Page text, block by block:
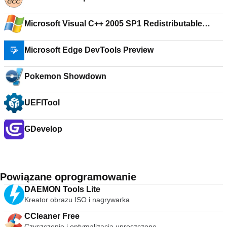
Microsoft Visual C++ 2005 SP1 Redistributable
Microsoft Edge DevTools Preview
Pokemon Showdown
UEFITool
GDevelop
Powiązane oprogramowanie
DAEMON Tools Lite
Kreator obrazu ISO i nagrywarka
CCleaner Free